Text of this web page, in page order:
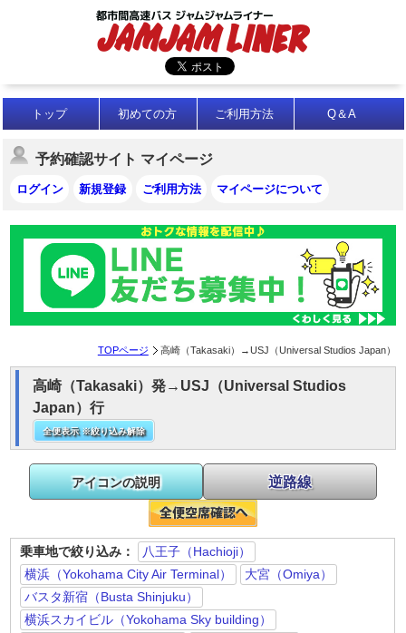
トップ 初めての方 ご利用方法 Q＆A
予約確認サイト マイページ
ログイン 新規登録 ご利用方法 マイページについて
TOPページ 高崎（Takasaki）→USJ（Universal Studios Japan）
高崎（Takasaki）発→USJ（Universal Studios
Japan）行
全便表示 ※絞り込み解除
乗車地で絞り込み：
八王子（Hachioji）
横浜（Yokohama City Air Terminal）
大宮（Omiya）
バスタ新宿（Busta Shinjuku）
横浜スカイビル（Yokohama Sky building）
アイコンの説明 逆路線